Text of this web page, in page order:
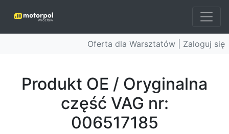
Oferta dla Warsztatów | Zaloguj się
Produkt OE / Oryginalna
część VAG nr:
006517185